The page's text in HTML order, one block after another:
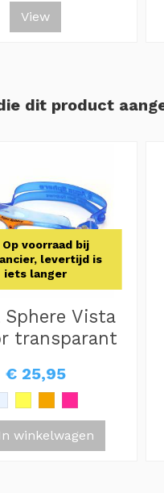
View
dit product
Op voorraad bij
levertijd is
iets langer
Sphere Vista
transparant
€ 25,95
In winkelwagen